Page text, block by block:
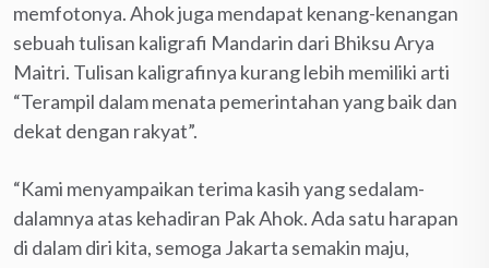
memfotonya. Ahok juga mendapat kenang-kenangan
sebuah tulisan kaligrafi Mandarin dari Bhiksu Arya
Maitri. Tulisan kaligrafinya kurang lebih memiliki arti
“Terampil dalam menata pemerintahan yang baik dan
dekat dengan rakyat”.
“Kami menyampaikan terima kasih yang sedalam-
dalamnya atas kehadiran Pak Ahok. Ada satu harapan
di dalam diri kita, semoga Jakarta semakin maju,